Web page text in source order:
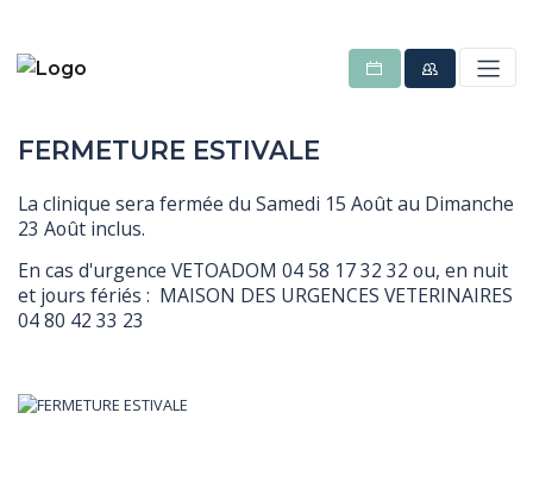
FERMETURE ESTIVALE
La clinique sera fermée du Samedi 15 Août au Dimanche
23 Août inclus.
En cas d'urgence VETOADOM 04 58 17 32 32 ou, en nuit
et jours fériés : MAISON DES URGENCES VETERINAIRES
04 80 42 33 23